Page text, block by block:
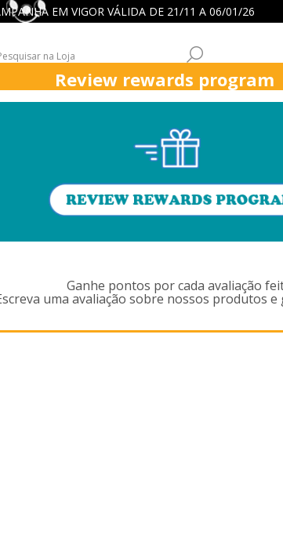
EM VIGOR VÁLIDA DE 21/11 A 06/01/26
PRODUTOS MARCADOS
Review rewards program
Ganhe pontos por cada avaliação
uma avaliação sobre nossos produtos